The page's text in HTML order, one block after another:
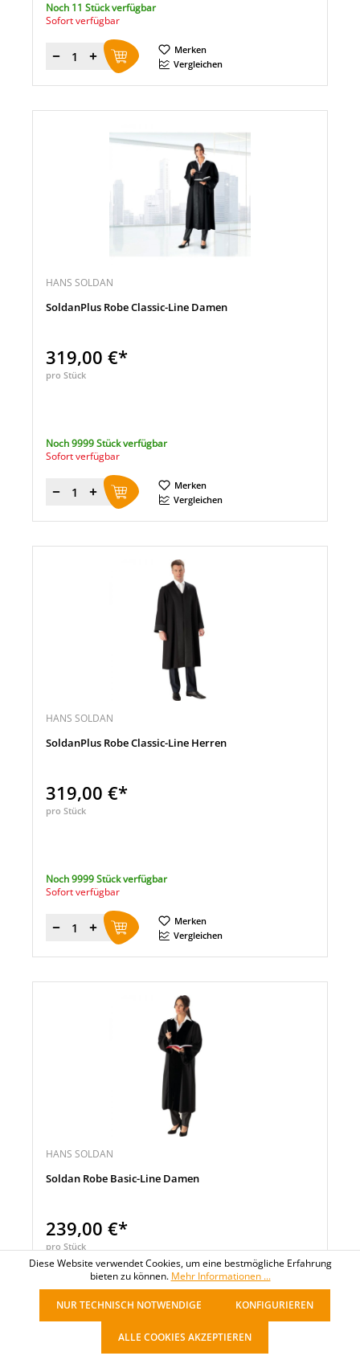
Noch 11 Stück verfügbar
Sofort verfügbar
Menge
Merken
Vergleichen
HANS SOLDAN
SoldanPlus Robe Classic-Line Damen
319,00 €*
pro Stück
Noch 9999 Stück verfügbar
Sofort verfügbar
Menge
Merken
Vergleichen
HANS SOLDAN
SoldanPlus Robe Classic-Line Herren
319,00 €*
pro Stück
Noch 9999 Stück verfügbar
Sofort verfügbar
Menge
Merken
Vergleichen
HANS SOLDAN
Soldan Robe Basic-Line Damen
239,00 €*
pro Stück
Merken
Diese Website verwendet Cookies, um eine bestmögliche Erfahrung
bieten zu können. Mehr Informationen ...
NUR TECHNISCH NOTWENDIGE KONFIGURIEREN
ALLE COOKIES AKZEPTIEREN